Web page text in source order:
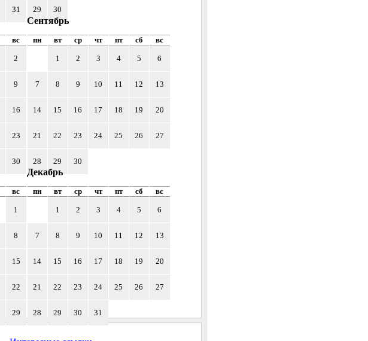
31 29 30
вс
2
9
16
23
30
Сентябрь
пн вт ср чт пт сб вс
1 2 3 4 5 6
7 8 9 10 11 12 13
14 15 16 17 18 19 20
21 22 23 24 25 26 27
28 29 30
вс
1
8
15
22
29
Декабрь
пн вт ср чт пт сб вс
1 2 3 4 5 6
7 8 9 10 11 12 13
14 15 16 17 18 19 20
21 22 23 24 25 26 27
28 29 30 31